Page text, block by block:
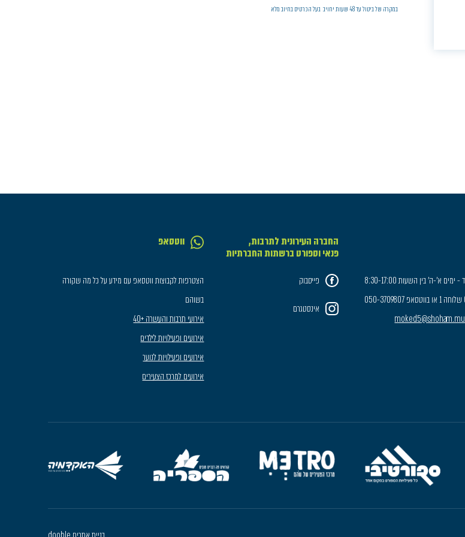
במקרה של ביטול עד 48 שעות יחויב בעל הכרטיס בחיוב מלא
א'-ה' בין השעות 8:30-17:00
החברה העירונית לתרבות,
פנאי וספורט ברשתות החברתיות
פייסבוק
אינסטגרם
ווטסאפ
הצטרפות לקבוצות ווטסאפ עם מידע על כל מה שקורה
בשוהם
אירועי תרבות והעשרה +40
אירועים ופעילויות לילדים
אירועים ופעילויות לנוער
אירועים למרכז הצעירים